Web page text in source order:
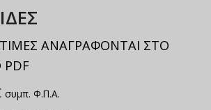
ΑΝΑΓΡΑΦΟΝΤΑΙ ΣΤΟ
συμπ. Φ.Π.Α.